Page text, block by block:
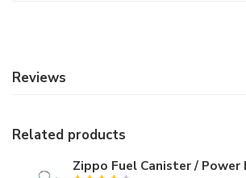
Reviews
Related products
Zippo Fuel Canister / Power